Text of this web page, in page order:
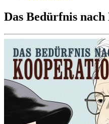
Das Bedürfnis